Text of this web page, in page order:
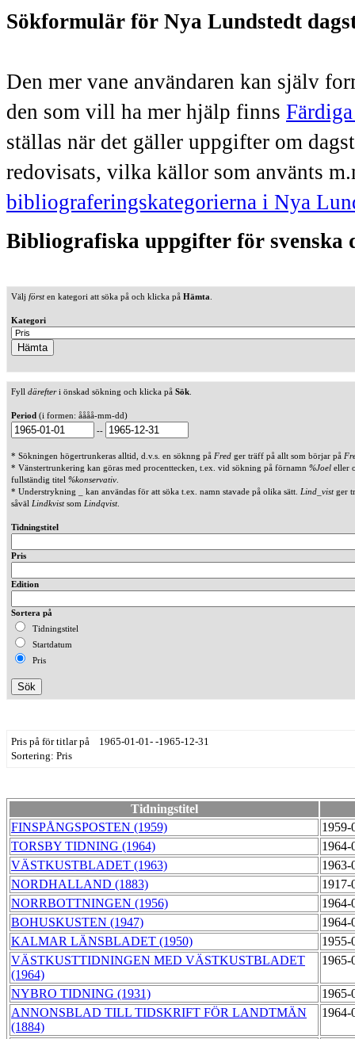
Sökformulär för Nya Lundstedt
Den mer vane användaren kan själv
den som vill ha mer hjälp finns
ställas när det gäller uppgifter om
redovisats, vilka källor som använts
bibliograferingskategorierna i Nya
Bibliografiska uppgifter för svenska
Välj försten kategori att söka på och klicka på Hämta
Kategori
Fyll därefteri önskad sökning och klicka på Sök
Period (i formen: åååå-mm-dd)
--
* Sökningen högertrunkeras alltid, d.v.s. en söknng på Fred ger träff på allt som börjar på
* Vänstertrunkering kan göras med procenttecken, t.ex. vid sökning på förnamn %Joel eller
fullständig titel %konservativ
* Understrykning _ kan användas för att söka t.ex. namn stavade på olika sätt. Lind_vistger
såväl Lindkvistsom Lindqvist.
Tidningstitel
Pris
Edition
Sortera på
Tidningstitel
Startdatum
Pris
Pris på för titlar på 1965-01-01- -1965-12-31
Sortering: Pris
Tidningstitel
FINSPÅNGSPOSTEN (1959)
TORSBY TIDNING (1964)
VÄSTKUSTBLADET (1963)
NORDHALLAND (1883)
NORRBOTTNINGEN (1956)
BOHUSKUSTEN (1947)
KALMAR LÄNSBLADET (1950)
VÄSTKUSTTIDNINGEN MED VÄSTKUSTBLADET
(1964)
NYBRO TIDNING (1931)
ANNONSBLAD TILL TIDSKRIFT FÖR LANDTMÄN
(1884)